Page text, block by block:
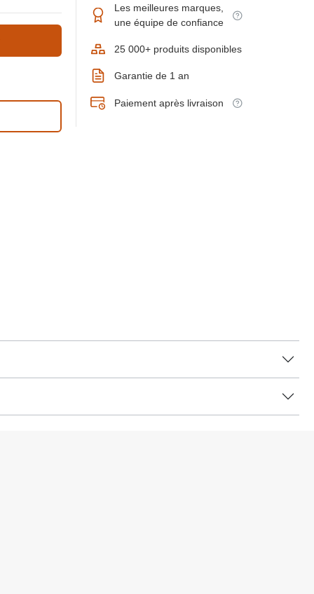
Les meilleures marques,
une équipe de confiance
25 000+ produits disponibles
Garantie de 1 an
Paiement après livraison